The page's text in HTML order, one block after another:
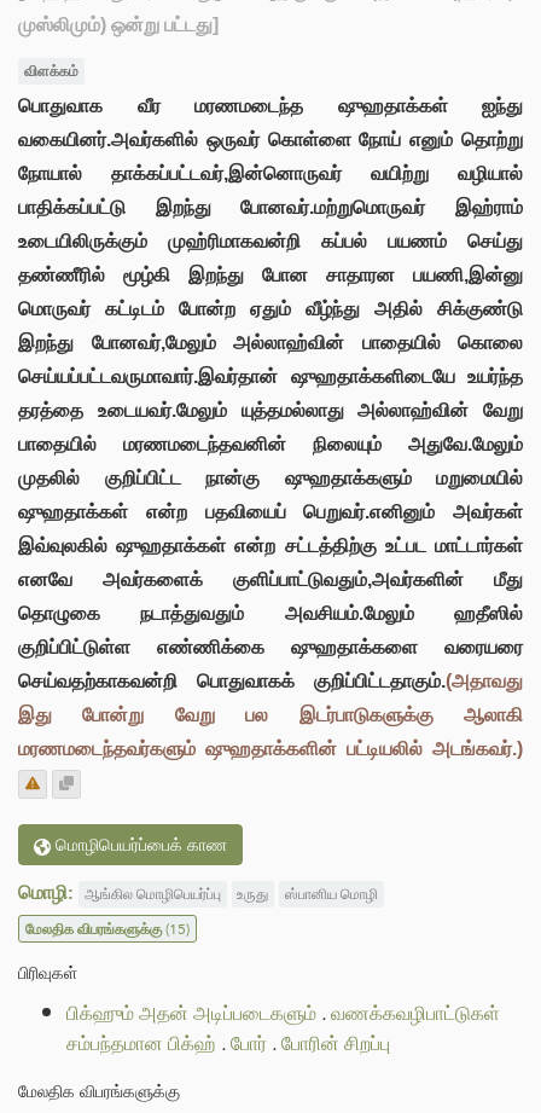
முஸ்லிமும்) ஒன்று பட்டது]
விளக்கம்
பொதுவாக வீர மரணமடைந்த ஷுஹதாக்கள் ஐந்து
வகையினர்.அவர்களில் ஒருவர் கொள்ளை நோய் எனும் தொற்று
நோயால் தாக்கப்பட்டவர்,இன்னொருவர் வயிற்று வழியால்
பாதிக்கப்பட்டு இறந்து போனவர்.மற்றுமொருவர் இஹ்ராம்
உடையிலிருக்கும் முஹ்ரிமாகவன்றி கப்பல் பயணம் செய்து
தண்ணீரில் மூழ்கி இறந்து போன சாதாரன பயணி,இன்னு
மொருவர் கட்டிடம் போன்ற ஏதும் வீழ்ந்து அதில் சிக்குண்டு
இறந்து போனவர்,மேலும் அல்லாஹ்வின் பாதையில் கொலை
செய்யப்பட்டவருமாவார்.இவர்தான் ஷுஹதாக்களிடையே உயர்ந்த
தரத்தை உடையவர்.மேலும் யுத்தமல்லாது அல்லாஹ்வின் வேறு
பாதையில் மரணமடைந்தவனின் நிலையும் அதுவே.மேலும்
முதலில் குறிப்பிட்ட நான்கு ஷுஹதாக்களும் மறுமையில்
ஷுஹதாக்கள் என்ற பதவியைப் பெறுவர்.எனினும் அவர்கள்
இவ்வுலகில் ஷுஹதாக்கள் என்ற சட்டத்திற்கு உட்பட மாட்டார்கள்
எனவே அவர்களைக் குளிப்பாட்டுவதும்,அவர்களின் மீது
தொழுகை நடாத்துவதும் அவசியம்.மேலும் ஹதீஸில்
குறிப்பிட்டுள்ள எண்ணிக்கை ஷுஹதாக்களை வரையரை
செய்வதற்காகவன்றி பொதுவாகக் குறிப்பிட்டதாகும்.(அதாவது
இது போன்று வேறு பல இடர்பாடுகளுக்கு ஆலாகி
மரணமடைந்தவர்களும் ஷுஹதாக்களின் பட்டியலில் அடங்கவர்.)
மொழிபெயர்ப்பைக் காண
மொழி: ஆங்கில மொழிபெயர்ப்பு உருது
ஸ்பானிய மொழி
மேலதிக விபரங்களுக்கு(15)
பிரிவுகள்
பிக்ஹும் அதன் அடிப்படைகளும்.வணக்கவழிபாட்டுகள்
சம்பந்தமான பிக்ஹ் .போர்.போரின் சிறப்பு
மேலதிக விபரங்களுக்கு